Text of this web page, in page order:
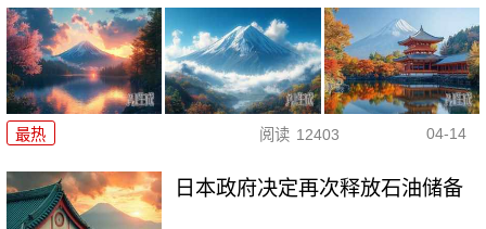
最热 阅读 12403 04-14
日本政府决定再次释放石油储备